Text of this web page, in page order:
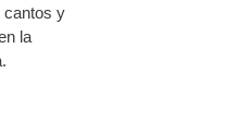
cantos y
la